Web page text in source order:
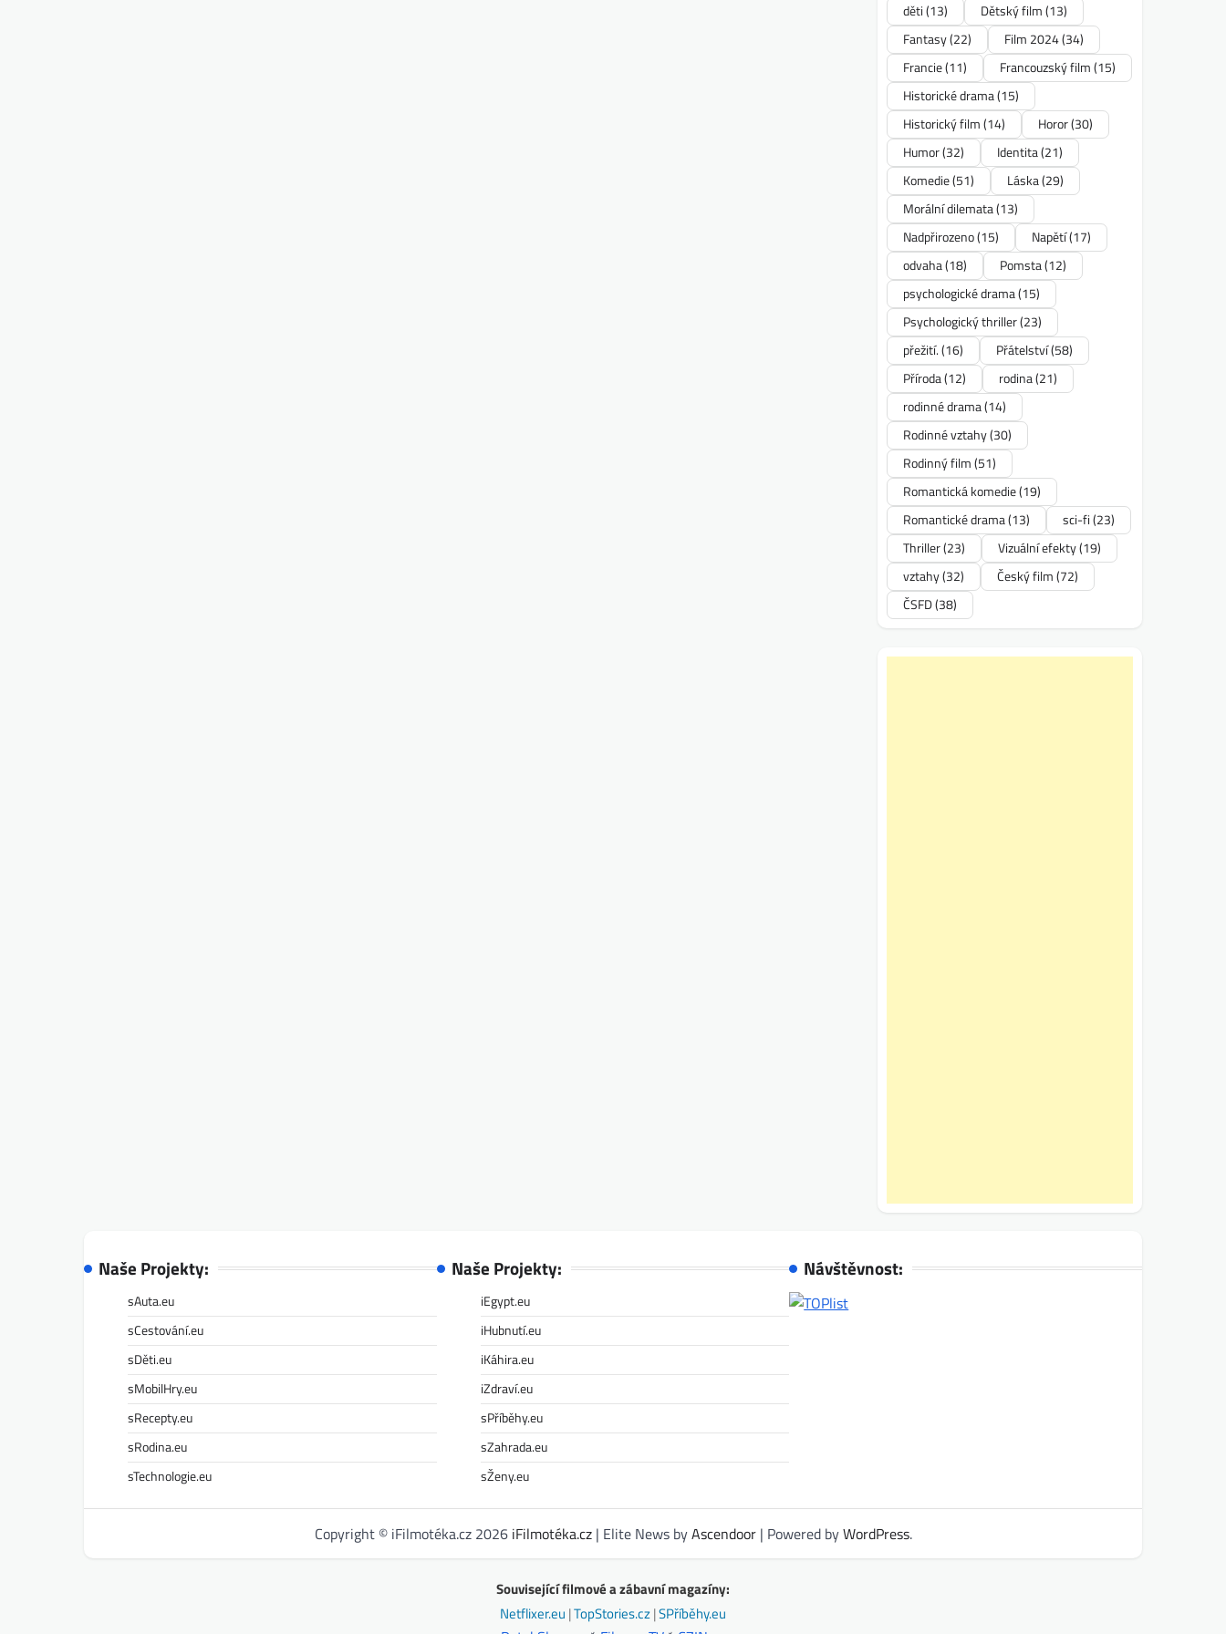
děti(13) Dětský film(13)
Fantasy(22) Film 2024(34)
Francie(11) Francouzský film(15)
Historické drama(15)
Historický film(14) Horor(30)
Humor(32) Identita(21)
Komedie(51) Láska(29)
Morální dilemata(13)
Nadpřirozeno(15) Napětí(17)
odvaha(18) Pomsta(12)
psychologické drama(15)
Psychologický thriller(23)
přežití.(16) Přátelství(58)
Příroda(12) rodina(21)
rodinné drama(14)
Rodinné vztahy(30)
Rodinný film(51)
Romantická komedie(19)
Romantické drama(13) sci-fi(23)
Thriller(23) Vizuální efekty(19)
vztahy(32) Český film(72)
ČSFD(38)
Naše Projekty:
sAuta.eu
sCestování.eu
sDěti.eu
sMobilHry.eu
sRecepty.eu
sRodina.eu
sTechnologie.eu
Naše Projekty:
iEgypt.eu
iHubnutí.eu
iKáhira.eu
iZdraví.eu
sPříběhy.eu
sZahrada.eu
sŽeny.eu
Návštěvnost:
Copyright © iFilmotéka.cz 2026 iFilmotéka.cz| Elite News byAscendoor| Powered byWordPress.
Související filmové a zábavní magazíny:
Netflixer.eu |TopStories.cz|SPříběhy.eu